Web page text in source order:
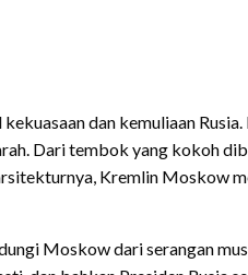
dan kemuliaan Rusia.
Dari tembok yang kokoh
Kremlin Moskow
Moskow dari serangan